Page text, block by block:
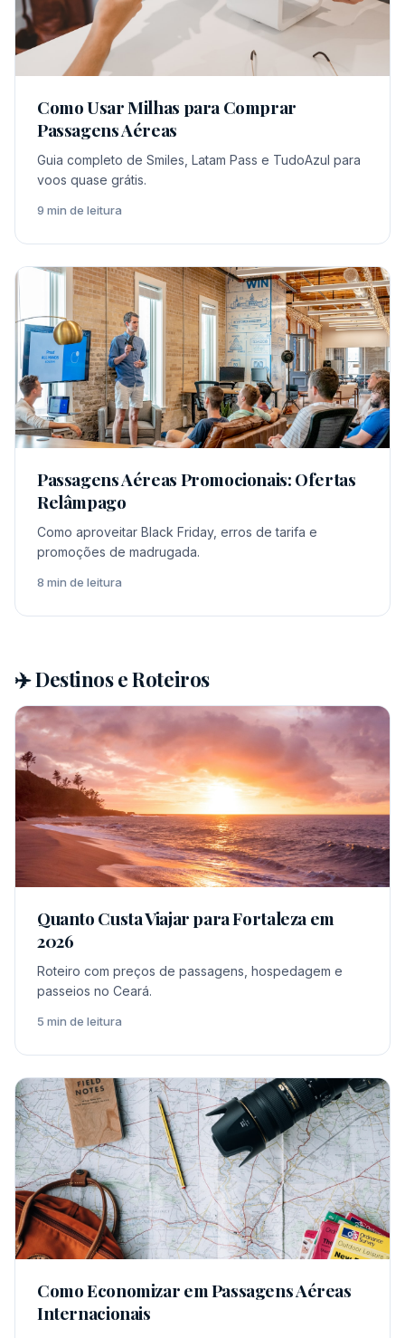
Como Usar Milhas para Comprar
Passagens Aéreas
Guia completo de Smiles, Latam Pass e TudoAzul para
voos quase grátis.
9 min de leitura
Passagens Aéreas Promocionais: Ofertas
Relâmpago
Como aproveitar Black Friday, erros de tarifa e
promoções de madrugada.
8 min de leitura
✈️ Destinos e Roteiros
Quanto Custa Viajar para Fortaleza em
2026
Roteiro com preços de passagens, hospedagem e
passeios no Ceará.
5 min de leitura
Como Economizar em Passagens Aéreas
Internacionais